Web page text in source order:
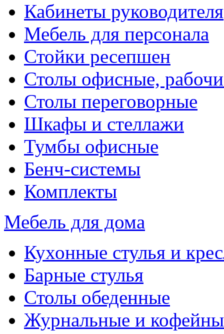
Кабинеты руководителя
Мебель для персонала
Стойки ресепшен
Столы офисные,
Столы переговорные
Шкафы и стеллажи
Тумбы офисные
Бенч-системы
Комплекты
Мебель для дома
Кухонные стулья и
Барные стулья
Столы обеденные
Журнальные и